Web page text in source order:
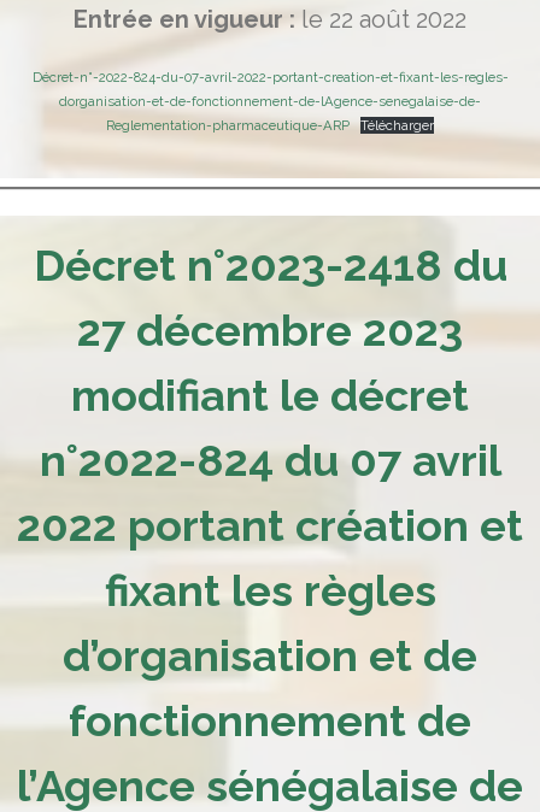
Entrée en vigueur : le 22 août 2022
Décret-n°-2022-824-du-07-avril-2022-portant-creation-et-fixant-les-regles-
dorganisation-et-de-fonctionnement-de-lAgence-senegalaise-de-
Reglementation-pharmaceutique-ARP Télécharger
Décret n°2023-2418 du
27 décembre 2023
modifiant le décret
n°2022-824 du 07 avril
2022 portant création et
fixant les règles
d’organisation et de
fonctionnement de
l’Agence sénégalaise de